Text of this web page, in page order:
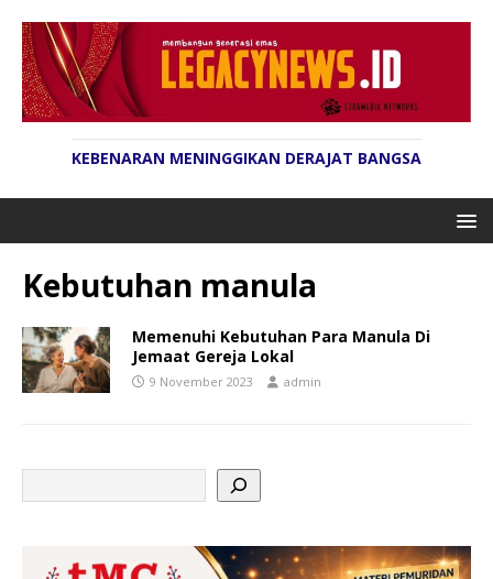
KEBENARAN MENINGGIKAN DERAJAT BANGSA
Kebutuhan manula
Memenuhi Kebutuhan Para Manula Di
Jemaat Gereja Lokal
9 November 2023 admin